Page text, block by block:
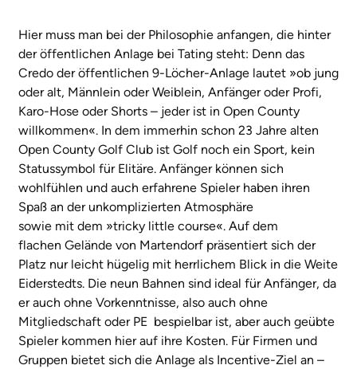
Hier muss man bei der Philosophie anfangen, die hinter
der öffentlichen Anlage bei Tating steht: Denn das
Credo der öffentlichen 9-Löcher-Anlage lautet »ob jung
oder alt, Männlein oder Weiblein, Anfänger oder Profi,
Karo-Hose oder Shorts – jeder ist in Open County
willkommen«. In dem immerhin schon 23 Jahre alten
Open County Golf Club ist Golf noch ein Sport, kein
Statussymbol für Elitäre. Anfänger können sich
wohlfühlen und auch erfahrene Spieler haben ihren
Spaß an der unkomplizierten Atmosphäre
sowie mit dem »tricky little course«. Auf dem
flachen Gelände von Martendorf präsentiert sich der
Platz nur leicht hügelig mit herrlichem Blick in die Weite
Eiderstedts. Die neun Bahnen sind ideal für Anfänger, da
er auch ohne Vorkenntnisse, also auch ohne
Mitgliedschaft oder PE bespielbar ist, aber auch geübte
Spieler kommen hier auf ihre Kosten. Für Firmen und
Gruppen bietet sich die Anlage als Incentive-Ziel an –